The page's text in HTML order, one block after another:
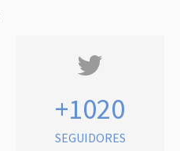
+1020
SEGUIDORES